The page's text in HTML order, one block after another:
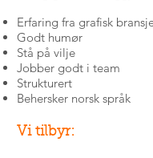
Erfaring fra grafisk
Godt humør
Stå på vilje
Jobber godt i team
Strukturert
Behersker norsk språk
Vi tilbyr: